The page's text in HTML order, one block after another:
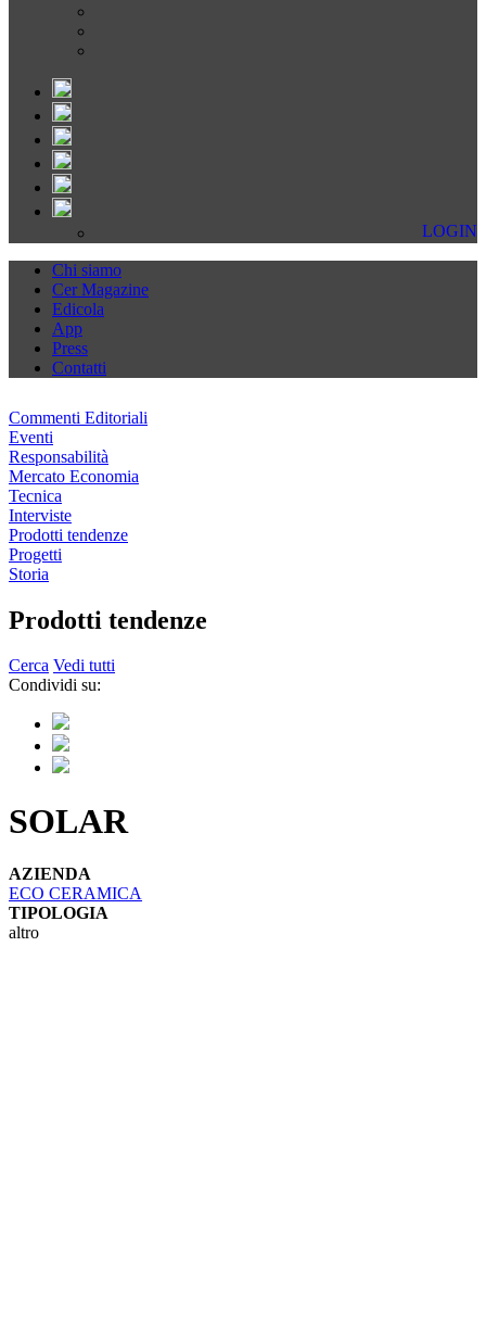
LOGIN
Chi siamo
Cer Magazine
Edicola
App
Press
Contatti
Commenti Editoriali
Eventi
Responsabilità
Mercato Economia
Tecnica
Interviste
Prodotti tendenze
Progetti
Storia
Prodotti tendenze
Cerca Vedi tutti
Condividi su:
SOLAR
AZIENDA
ECO CERAMICA
TIPOLOGIA
altro